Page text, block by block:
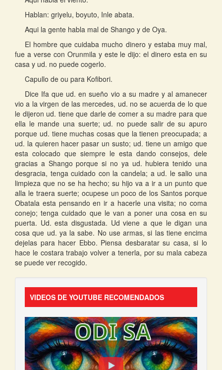
Hablan: griyelu, boyuto, Inle abata.
Aqui la gente habla mal de Shango y de Oya.
El hombre que cuidaba mucho dinero y estaba muy mal,
fue a verse con Orunmila y este le dijo: el dinero esta en su
casa y ud. no puede cogerlo.
Capullo de ou para Kofibori.
Dice Ifa que ud. en sueño vio a su madre y al amanecer
vio a la virgen de las mercedes, ud. no se acuerda de lo que
le dijeron ud. tiene que darle de comer a su madre para que
ella le mande una suerte; ud. no puede salir de su apuro
porque ud. tiene muchas cosas que la tienen preocupada; a
ud. la quieren hacer pasar un susto; ud. tiene un amigo que
esta colocado que siempre le esta dando consejos, dele
gracias a Shango porque si no ya ud. hubiera tenido una
desgracia, tenga cuidado con la candela; a ud. le salio una
limpieza que no se ha hecho; su hijo va a ir a un punto que
alla le traera suerte; ocupese un poco de los Santos porque
Obatala esta pensando en ir a hacerle una visita; no coma
conejo; tenga cuidado que le van a poner una cosa en su
puerta. Ud. esta disgustada. Ud viene a que le digan una
cosa que ud. ya la sabe. No use armas, si las tiene encima
dejelas para hacer Ebbo. Piensa desbaratar su casa, si lo
hace le costara trabajo volver a tenerla, por su mala cabeza
se puede ver recogido.
VIDEOS DE YOUTUBE RECOMENDADOS